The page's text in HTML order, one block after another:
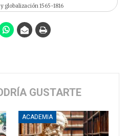
globalización 1565-1816
GUSTARTE
ACADEMIA